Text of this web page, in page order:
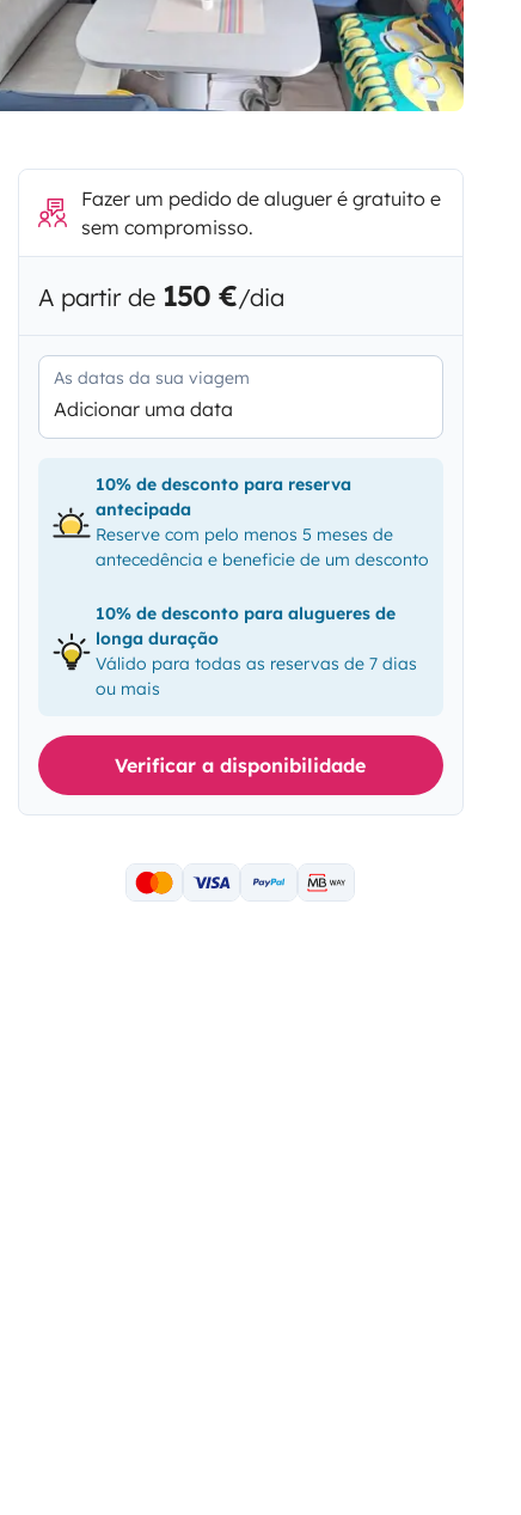
Fazer um pedido de aluguer é gratuito e
sem compromisso.
A partir de 150 €/dia
As datas da sua viagem
Adicionar uma data
10% de desconto para reserva
antecipada
Reserve com pelo menos 5 meses de
antecedência e beneficie de um desconto
10% de desconto para alugueres de
longa duração
Válido para todas as reservas de 7 dias
ou mais
Verificar a disponibilidade